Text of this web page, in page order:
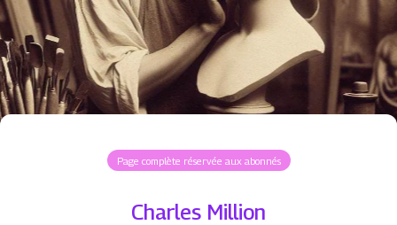
Page complète réservée aux abonnés
Charles Million